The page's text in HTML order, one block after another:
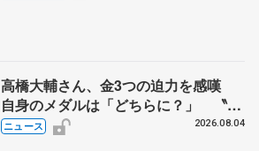
高橋大輔さん、金3つの迫力を感嘆
自身のメダルは「どちらに？」 〝リ
ス兄弟〟オリンピック3連覇の野村忠
ニュース 2026.08.04